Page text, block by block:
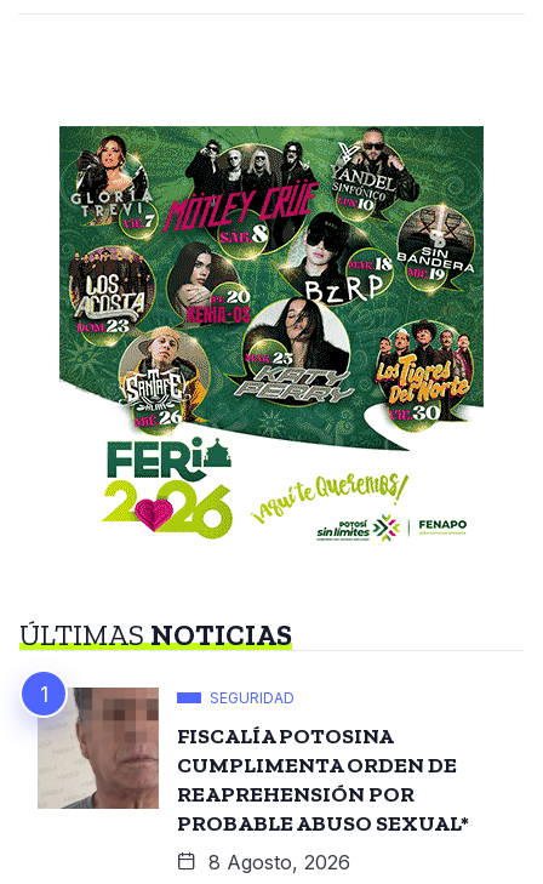
ÚLTIMASNOTICIAS
SEGURIDAD
FISCALÍA POTOSINA
CUMPLIMENTA ORDEN DE
REAPREHENSIÓN POR
PROBABLE ABUSO SEXUAL*
8 Agosto, 2026